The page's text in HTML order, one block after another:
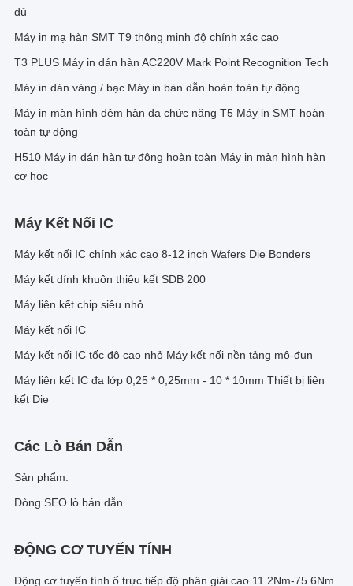
đủ
Máy in mạ hàn SMT T9 thông minh độ chính xác cao
T3 PLUS Máy in dán hàn AC220V Mark Point Recognition Tech
Máy in dán vàng / bạc Máy in bán dẫn hoàn toàn tự động
Máy in màn hình đệm hàn đa chức năng T5 Máy in SMT hoàn
toàn tự động
H510 Máy in dán hàn tự động hoàn toàn Máy in màn hình hàn
cơ học
Máy Kết Nối IC
Máy kết nối IC chính xác cao 8-12 inch Wafers Die Bonders
Máy kết dính khuôn thiêu kết SDB 200
Máy liên kết chip siêu nhỏ
Máy kết nối IC
Máy kết nối IC tốc độ cao nhỏ Máy kết nối nền tảng mô-đun
Máy liên kết IC đa lớp 0,25 * 0,25mm - 10 * 10mm Thiết bị liên
kết Die
Các Lò Bán Dẫn
Sản phẩm:
Dòng SEO lò bán dẫn
ĐỘNG CƠ TUYẾN TÍNH
Động cơ tuyến tính ổ trực tiếp độ phân giải cao 11.2Nm-75.6Nm